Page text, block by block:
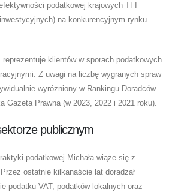
podatkowej krajowych TFI
na konkurencyjnym rynku
reprezentuje klientów w sporach podatkowych
Z uwagi na liczbę wygranych spraw
wyróżniony w Rankingu Doradców
Gazeta Prawna (w 2023, 2022 i 2021 roku).
publicznym
podatkowej Michała wiąże się z
ostatnie kilkanaście lat doradzał
podatku VAT, podatków lokalnych oraz